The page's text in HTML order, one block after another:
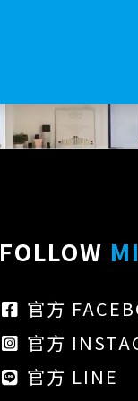
FOLLOW
官方
官方
官方 LINE